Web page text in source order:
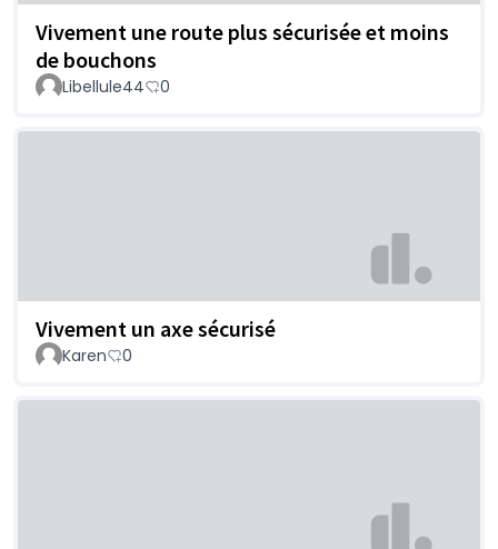
Vivement une route plus sécurisée et moins
de bouchons
Libellule44 0
Vivement un axe sécurisé
Karen 0